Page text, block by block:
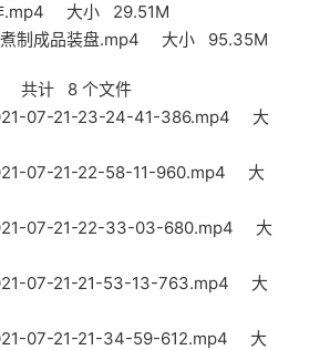
.mp4 大小 29.51M
煮制成品装盘.mp4 大小 95.35M
共计 8 个文件
07-21-23-24-41-386.mp4 大
07-21-22-58-11-960.mp4 大
07-21-22-33-03-680.mp4 大
07-21-21-53-13-763.mp4 大
07-21-21-34-59-612.mp4 大